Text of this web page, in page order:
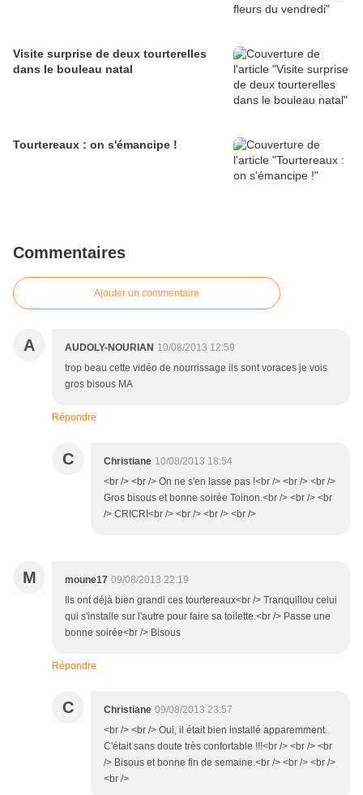
Visite surprise de deux tourterelles
dans le bouleau natal
Tourtereaux : on s'émancipe !
Commentaires
Ajouter un commentaire
A AUDOLY-NOURIAN 10/08/2013 12:59
trop beau cette vidéo de nourrissage ils sont voraces je vois
gros bisous MA
Répondre
C Christiane 10/08/2013 18:54
<br /> <br /> On ne s'en lasse pas !<br /> <br /> <br />
Gros bisous et bonne soirée Toinon.<br /> <br /> <br
/> CRICRI<br /> <br /> <br /> <br />
M moune17 09/08/2013 22:19
Ils ont déjà bien grandi ces tourtereaux<br /> Tranquillou celui
qui s'installe sur l'autre pour faire sa toilette.<br /> Passe une
bonne soirée<br /> Bisous
Répondre
C Christiane 09/08/2013 23:57
<br /> <br /> Oui, il était bien installé apparemment.
C'était sans doute très confortable !!!<br /> <br /> <br
/> Bisous et bonne fin de semaine.<br /> <br /> <br />
<br />